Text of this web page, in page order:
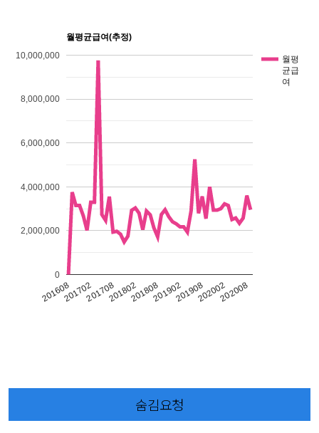
월평균급여(추정)
월평
균급
여
201608201702201708201802201808201902201908202002202008
0
2,000,000
4,000,000
6,000,000
8,000,000
10,000,000
숨김요청